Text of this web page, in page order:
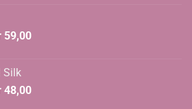
59,00Nåværende
Silk
48,00Nåværende